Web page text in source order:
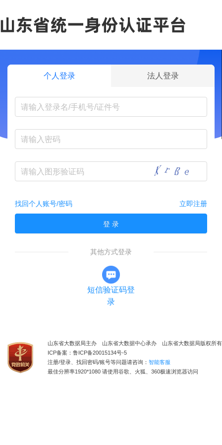
个人登录 法人登录
找回个人账号/密码 立即注册
登 录
其他方式登录
短信验证码登
录
山东省大数据局主办 山东省大数据中心承办 山东省大数据局版权所有
ICP备案：鲁ICP备20015134号-5
注册/登录、找回密码/账号等问题请咨询： 智能客服
最佳分辨率1920*1080 请使用谷歌、火狐、360极速浏览器访问